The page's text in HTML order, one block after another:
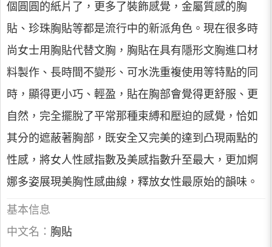
個圓圓的紙片了，更多了裝飾感覺，金屬質感的胸
貼、珍珠胸貼等都是流行中的新派角色。現在很多時
尚女士用胸貼代替文胸，胸貼在具有隱形文胸進口材
料製作、長時間不變形、可水洗重複使用等特點的同
時，顯得更小巧、輕盈，貼在胸部會覺得更舒服、更
自然，完全擺脫了平常那種束縛和壓迫的感覺，恰如
其分的遮蔽著胸部，既安全又完美的達到凸現兩點的
性感，將女人性感指數及美感指數升至最大，更加婀
娜多姿展現美胸性感曲線，釋放女性最原始的韻味。
基本信息
中文名： 胸貼